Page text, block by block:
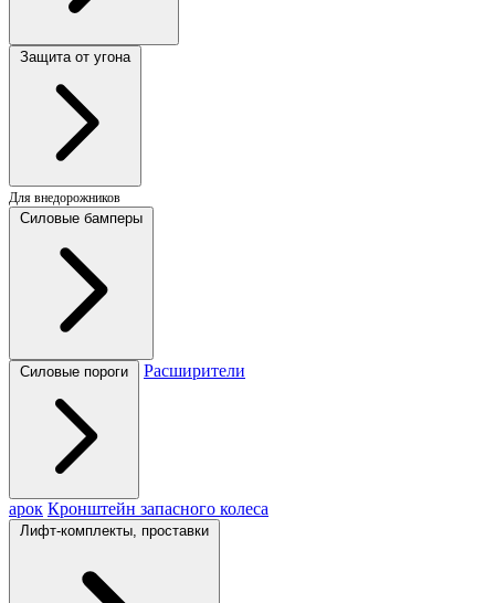
Защита от угона
Для внедорожников
Силовые бамперы
Силовые пороги Расширители
арок Кронштейн запасного колеса
Лифт-комплекты, проставки